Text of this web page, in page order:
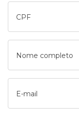
CPF
Nome completo
E-mail